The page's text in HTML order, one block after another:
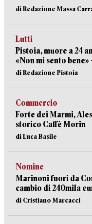
di Redazione Massa
Lutti
Pistoia, muore a 24
«Non mi sento
di Redazione Pistoia
Commercio
Forte dei Marmi,
storico Caffè Morin
di Luca Basile
Nomine
Marinoni fuori da
cambio di 240mila
di Cristiano Marcacci